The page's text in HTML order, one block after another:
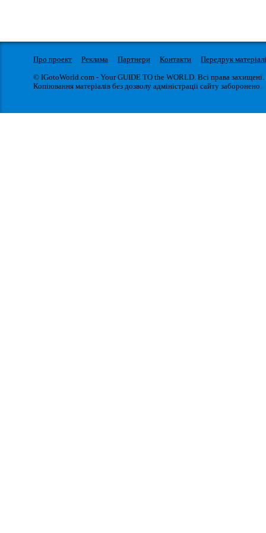
Про проект Реклама Партнери Контакти
Передрук
© IGotoWorld.com - Your GUIDE TO the WORLD. Всі права захищені.
Копіювання матеріалів без дозволу адміністрації сайту заборонено.